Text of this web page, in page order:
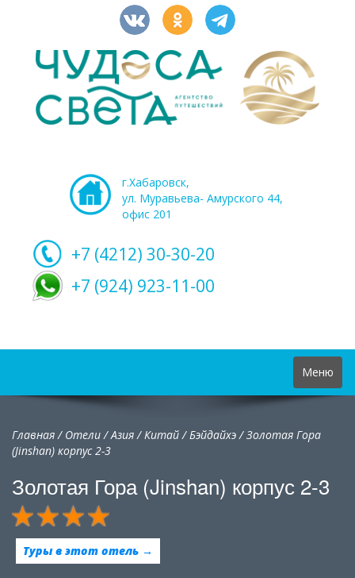
г.Хабаровск,
ул. Муравьева- Амурского 44,
офис 201
+7 (4212) 30-30-20
+7 (924) 923-11-00
Toggle
navigation
Меню
Главная/ Отели/Азия/Китай/Бэйдайхэ /Золотая Гора
(Jinshan) корпус 2-3
Золотая Гора (Jinshan) корпус 2-3
Туры в этот отель →